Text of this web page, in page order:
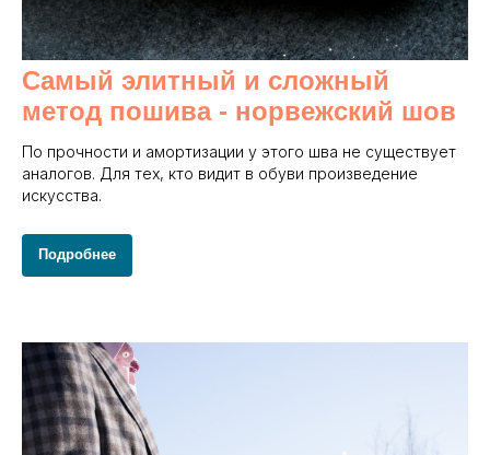
Самый элитный и сложный
метод пошива - норвежский шов
По прочности и амортизации у этого шва не существует
аналогов. Для тех, кто видит в обуви произведение
искусства.
Подробнее